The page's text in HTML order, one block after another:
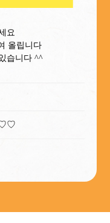
요
올립니다
습니다 ^^